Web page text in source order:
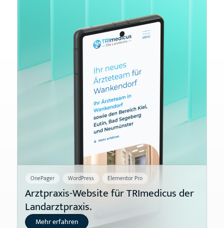
OnePager WordPress Elementor Pro
Arztpraxis-Website für TRImedicus der
Landarztpraxis.
Mehr erfahren